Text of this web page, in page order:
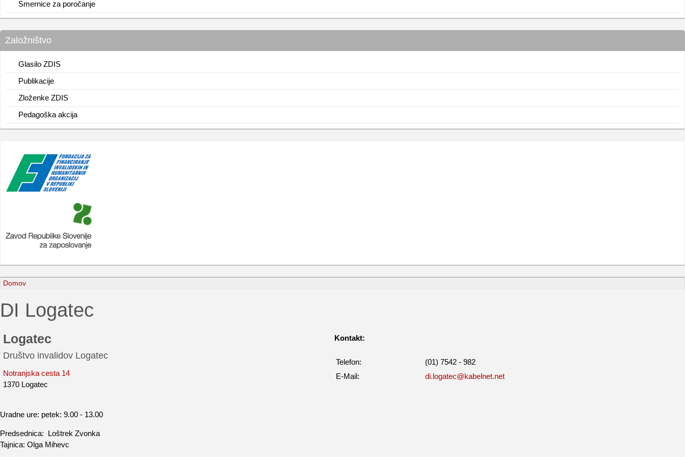
Smernice za poročanje
Založništvo
Glasilo ZDIS
Publikacije
Zloženke ZDIS
Pedagoška akcija
Domov
DI Logatec
Logatec
Društvo invalidov Logatec
Notranjska cesta 14
1370 Logatec
Kontakt:
Telefon:
(01) 7542 - 982
E-Mail:
di.logatec@kabelnet.net
Uradne ure: petek: 9.00 - 13.00
Predsednica: Loštrek Zvonka
Tajnica: Olga Mihevc